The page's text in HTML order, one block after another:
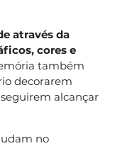
através da
cores e
também
decorarem
alcançar
no